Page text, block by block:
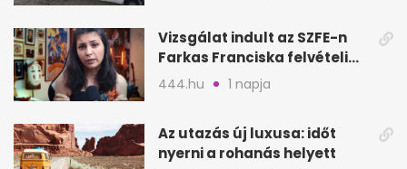
Vizsgálat indult az SZFE-n
Farkas Franciska felvételi
videója után
444.hu 1 napja
Az utazás új luxusa: időt
nyerni a rohanás helyett